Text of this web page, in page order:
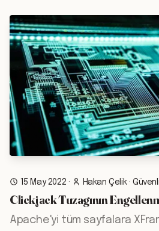
15 May 2022 · Hakan Çelik·
Clickjack Tuzagının
Apache'yi tüm sayfalara